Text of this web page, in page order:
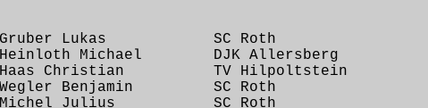
Lukas SC Roth
Michael DJK Allersberg
Christian TV Hilpoltstein
Benjamin SC Roth
Michel Julius SC Roth